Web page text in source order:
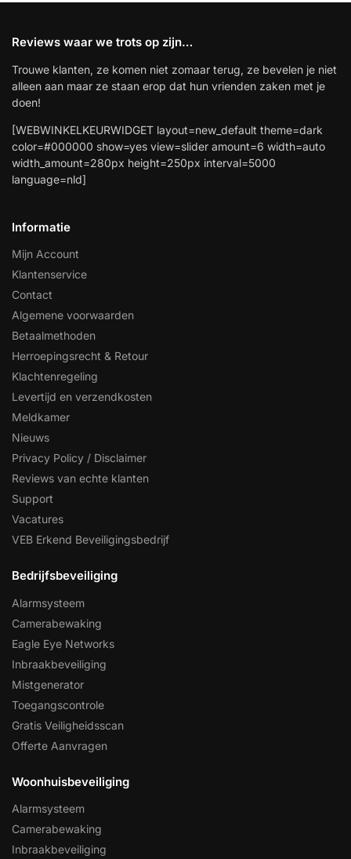
Reviews waar we trots op zijn…
Trouwe klanten, ze komen niet zomaar terug, ze bevelen je niet
alleen aan maar ze staan erop dat hun vrienden zaken met je
doen!
[WEBWINKELKEURWIDGET layout=new_default theme=dark
color=#000000 show=yes view=slider amount=6 width=auto
width_amount=280px height=250px interval=5000
language=nld]
Informatie
Mijn Account
Klantenservice
Contact
Algemene voorwaarden
Betaalmethoden
Herroepingsrecht & Retour
Klachtenregeling
Levertijd en verzendkosten
Meldkamer
Nieuws
Privacy Policy / Disclaimer
Reviews van echte klanten
Support
Vacatures
VEB Erkend Beveiligingsbedrijf
Bedrijfsbeveiliging
Alarmsysteem
Camerabewaking
Eagle Eye Networks
Inbraakbeveiliging
Mistgenerator
Toegangscontrole
Gratis Veiligheidsscan
Offerte Aanvragen
Woonhuisbeveiliging
Alarmsysteem
Camerabewaking
Inbraakbeveiliging